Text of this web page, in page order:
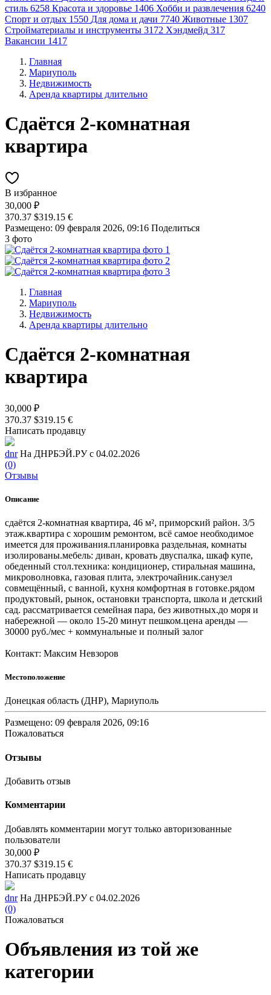
стиль 6258 Красота и здоровье 1406 Хобби и развлечения 6240
Спорт и отдых 1550 Для дома и дачи 7740 Животные 1307
Стройматериалы и инструменты 3172 Хэндмейд 317
Вакансии 1417
Главная
Мариуполь
Недвижимость
Аренда квартиры длительно
Сдаётся 2-комнатная
квартира
В избранное
30,000 ₽
370.37 $319.15 €
Размещено: 09 февраля 2026, 09:16 Поделиться
3 фото
Главная
Мариуполь
Недвижимость
Аренда квартиры длительно
Сдаётся 2-комнатная
квартира
30,000 ₽
370.37 $319.15 €
Написать продавцу
dnr На ДНРБЭЙ.РУ с 04.02.2026
(0)
Отзывы
Описание
сдаётся 2-комнатная квартира, 46 м², приморский район. 3/5
этаж.квартира с хорошим ремонтом, всё самое необходимое
имеется для проживания.планировка раздельная, комнаты
изолированы.мебель: диван, кровать двуспалка, шкаф купе,
обеденный стол.техника: кондиционер, стиральная машина,
микроволновка, газовая плита, электрочайник.санузел
совмещённый, c ванной, кухня комфортная в готовке.рядом
продуктовый, рынок, остановки транспорта, школа и детский
сад. рассматривается семейная пара, без животных.до моря и
набережной — около 15-20 минут пешком.цена аренды —
30000 руб./мес + коммунальные и полный залог
Контакт: Максим Невзоров
Местоположение
Донецкая область (ДНР), Мариуполь
Размещено: 09 февраля 2026, 09:16
Пожаловаться
Отзывы
Добавить отзыв
Комментарии
Добавлять комментарии могут только авторизованные
пользователи
30,000 ₽
370.37 $319.15 €
Написать продавцу
dnr На ДНРБЭЙ.РУ с 04.02.2026
(0)
Пожаловаться
Объявления из той же
категории